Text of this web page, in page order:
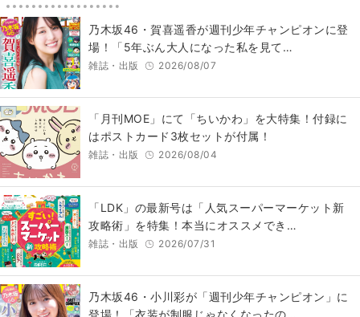
乃木坂46・賀喜遥香が週刊少年チャンピオンに登
場！「5年ぶん大人になった私を見て…
雑誌・出版 2026/08/07
「月刊MOE」にて「ちいかわ」を大特集！付録に
はポストカード3枚セットが付属！
雑誌・出版 2026/08/04
「LDK」の最新号は「人気スーパーマーケット新
攻略術」を特集！本当にオススメでき…
雑誌・出版 2026/07/31
乃木坂46・小川彩が「週刊少年チャンピオン」に
登場！「衣装が制服じゃなくなったの…